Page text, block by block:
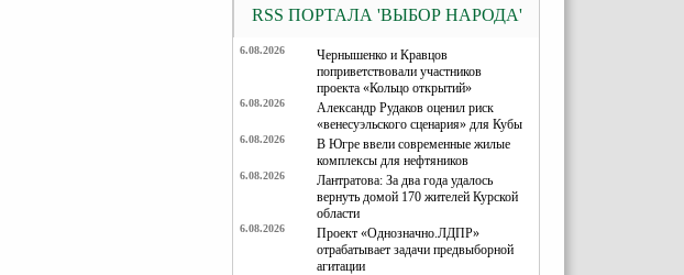
RSS ПОРТАЛА 'ВЫБОР НАРОДА'
6.08.2026
Чернышенко и Кравцов
поприветствовали участников
проекта «Кольцо открытий»
6.08.2026
Александр Рудаков оценил риск
«венесуэльского сценария» для Кубы
6.08.2026
В Югре ввели современные жилые
комплексы для нефтяников
6.08.2026
Лантратова: За два года удалось
вернуть домой 170 жителей Курской
области
6.08.2026
Проект «Однозначно.ЛДПР»
отрабатывает задачи предвыборной
агитации